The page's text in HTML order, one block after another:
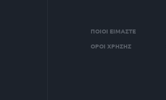
ΠΟΙΟΙ ΕΙΜΑΣΤΕ
ΟΡΟΙ ΧΡΗΣΗΣ